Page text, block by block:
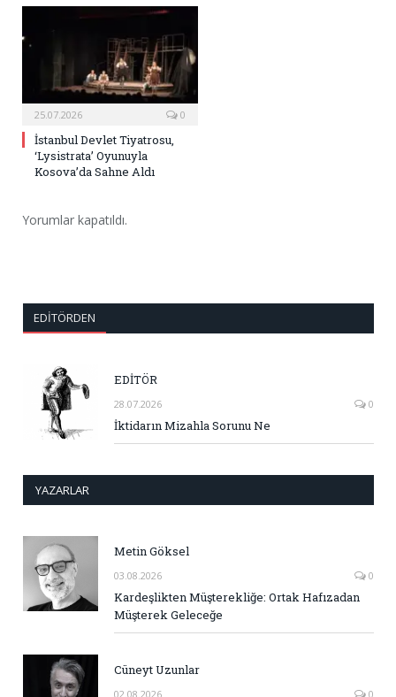
25.07.2026 0
İstanbul Devlet Tiyatrosu,
‘Lysistrata’ Oyunuyla
Kosova’da Sahne Aldı
Yorumlar kapatıldı.
EDITÖRDEN
EDİTÖR
28.07.2026 0
İktidarın Mizahla Sorunu Ne
YAZARLAR
Metin Göksel
03.08.2026 0
Kardeşlikten Müşterekliğe: Ortak Hafızadan
Müşterek Geleceğe
Cüneyt Uzunlar
02.08.2026 0